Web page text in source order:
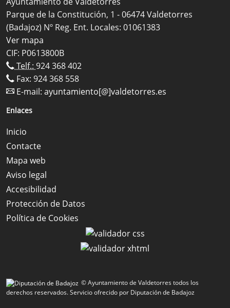
Parque de la Constitución, 1 - 06474 Valdetorres
(Badajoz) Nº Reg. Ent. Locales: 01061383
Ver mapa
CIF: P0613800B
Telf.: 924 368 402
Fax: 924 368 558
E-mail: ayuntamiento[@]valdetorres.es
Enlaces
Inicio
Contacte
Mapa web
Aviso legal
Accesibilidad
Protección de Datos
Política de Cookies
© Ayuntamiento de Valdetorres todos los
derechos reservados.Servicio ofrecido por Diputación de Badajoz